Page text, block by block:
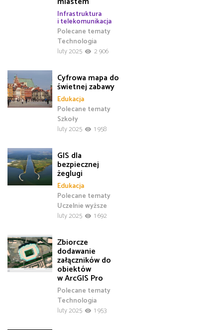
Infrastruktura
i telekomunikacja
Polecane tematy
Technologia
luty 2025
2 906
Cyfrowa mapa do
świetnej zabawy
Edukacja
Polecane tematy
Szkoły
luty 2025
1 958
GIS dla
bezpiecznej
żeglugi
Edukacja
Polecane tematy
Uczelnie wyższe
luty 2025
1 692
Zbiorcze
dodawanie
załączników do
obiektów
w ArcGIS Pro
Polecane tematy
Technologia
luty 2025
1 953